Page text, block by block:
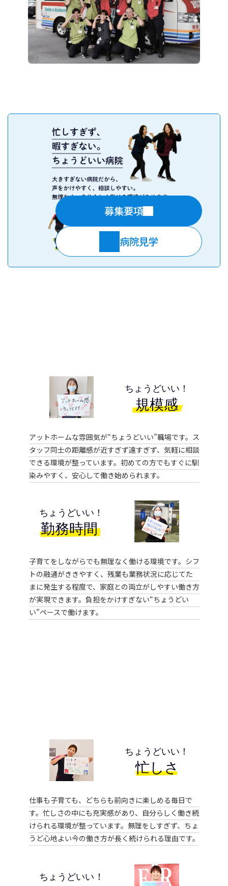
募集要項
アットホームな雰囲気が“ちょうどいい”職場です。ス
タッフ同士の距離感が近すぎず遠すぎず、気軽に相談
できる環境が整っています。初めての方でもすぐに馴
染みやすく、安心して働き始められます。
子育てをしながらでも無理なく働ける環境です。シフ
トの融通がききやすく、残業も業務状況に応じてた
まに発生する程度で、家庭との両立がしやすい働き方
が実現できます。負担をかけすぎない“ちょうどい
い”ペースで働けます。
仕事も子育ても、どちらも前向きに楽しめる毎日で
す。忙しさの中にも充実感があり、自分らしく働き続
けられる環境が整っています。無理をしすぎず、ちょ
うど心地よい今の働き方が長く続けられる理由です。